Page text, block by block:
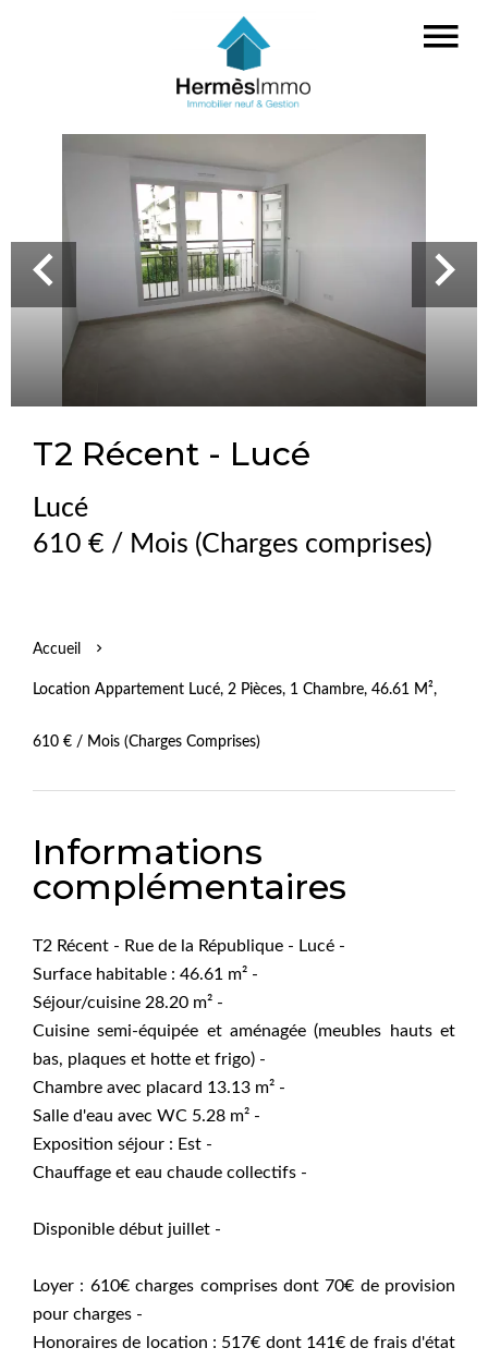
T2 Récent - Lucé
Lucé
610 € / Mois (Charges comprises)
Accueil
Location Appartement Lucé, 2 Pièces, 1 Chambre, 46.61 M²,
610 € / Mois (Charges Comprises)
Informations
complémentaires
T2 Récent - Rue de la République - Lucé -
Surface habitable : 46.61 m² -
Séjour/cuisine 28.20 m² -
Cuisine semi-équipée et aménagée (meubles hauts et
bas, plaques et hotte et frigo) -
Chambre avec placard 13.13 m² -
Salle d'eau avec WC 5.28 m² -
Exposition séjour : Est -
Chauffage et eau chaude collectifs -
Disponible début juillet -
Loyer : 610€ charges comprises dont 70€ de provision
pour charges -
Honoraires de location : 517€ dont 141€ de frais d'état